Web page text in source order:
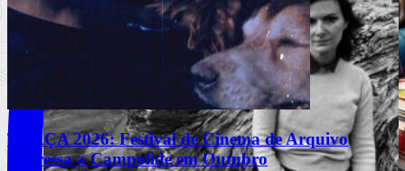
TRAÇA 2026: Festival de Cinema de Arquivo
Regressa a Campolide em Outubro